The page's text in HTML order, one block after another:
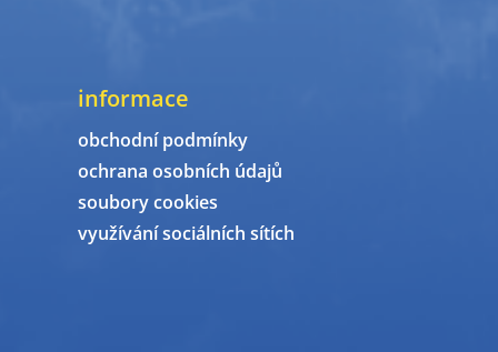
informace
obchodní podmínky
ochrana osobních údajů
soubory cookies
využívání sociálních sítích